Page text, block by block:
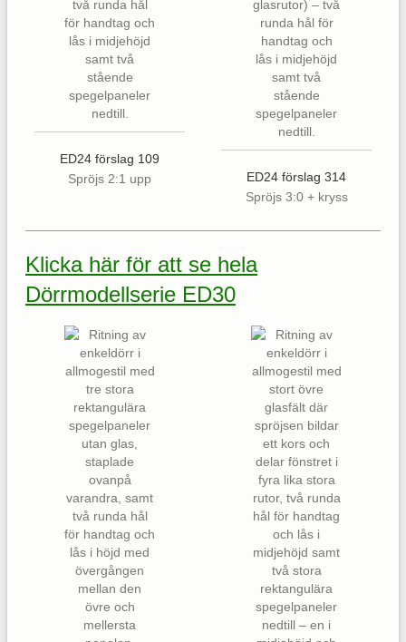
ED24 förslag 109
Spröjs 2:1 upp
ED24 förslag 314
Spröjs 3:0 + kryss
Klicka här för att se hela
Dörrmodellserie ED30